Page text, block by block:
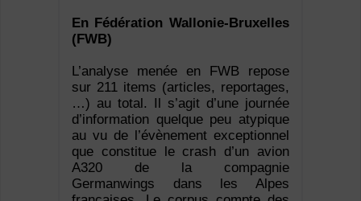
En Fédération Wallonie-Bruxelles
(FWB)
L’analyse menée en FWB repose
sur 211 items (articles, reportages,
…) au total. Il s’agit d’une journée
d’information quelque peu atypique
au vu de l’évènement exceptionnel
que constitue le crash d’un avion
A320 de la compagnie
Germanwings dans les Alpes